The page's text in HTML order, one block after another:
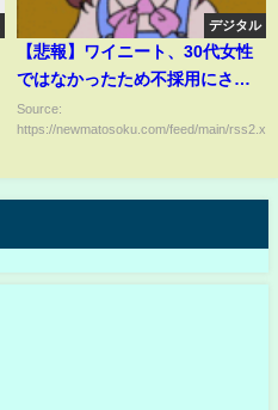
デジタル
【悲報】ワイニート、30代女性
ではなかったため不採用にされ
る
Source:
https://newmatosoku.com/feed/main/